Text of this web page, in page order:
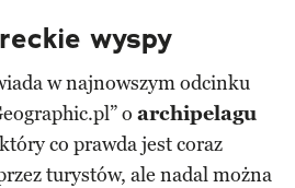
wyspy
w najnowszym odcinku
o archipelagu
co prawda jest coraz
turystów, ale nadal można